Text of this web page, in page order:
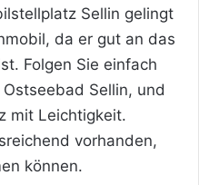
Sellin gelingt
da er gut an das
Folgen Sie einfach
Sellin, und
mit Leichtigkeit.
vorhanden,
können.